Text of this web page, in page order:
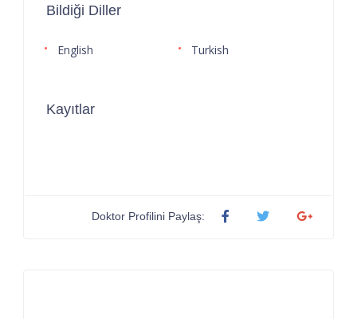
Bildiği Diller
English Turkish
Kayıtlar
Doktor Profilini Paylaş: